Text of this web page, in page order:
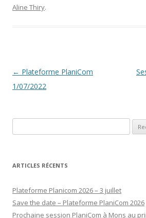
Aline Thiry.
Navigation
des
← Plateforme PlaniCom
1/07/2022
ARTICLES RÉCENTS
Plateforme Planicom 2026 – 3 juillet
Save the date – Plateforme PlaniCom 2026
Prochaine session PlaniCom à Mons au